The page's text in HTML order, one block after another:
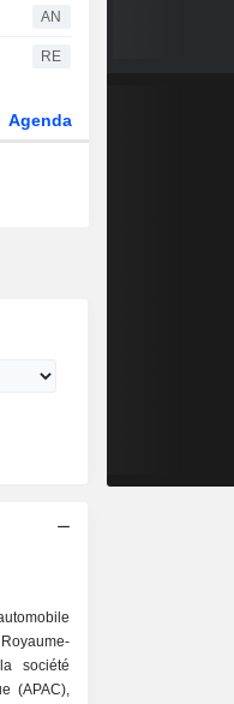
AN
RE
Agenda
société
(APAC),